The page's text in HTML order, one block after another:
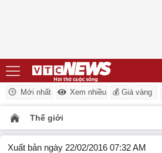
Mới nhất Xem nhiều 💰 Giá vàng
Thế giới
Xuất bản ngày 22/02/2016 07:32 AM